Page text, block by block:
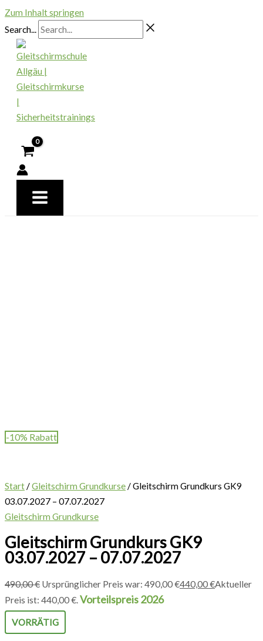
Zum Inhalt springen
Search...
-10% Rabatt
Start/Gleitschirm Grundkurse/ Gleitschirm Grundkurs GK9
03.07.2027 – 07.07.2027
Gleitschirm Grundkurse
Gleitschirm Grundkurs GK9
03.07.2027 – 07.07.2027
490,00€ Ursprünglicher Preis war: 490,00 €440,00€Aktueller
Preis ist: 440,00 €.Vorteilspreis 2026
VORRÄTIG